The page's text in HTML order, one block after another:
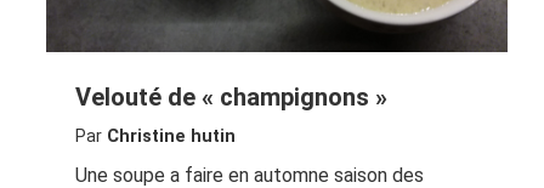
Velouté de « champignons »
Par Christine hutin
Une soupe a faire en automne saison des